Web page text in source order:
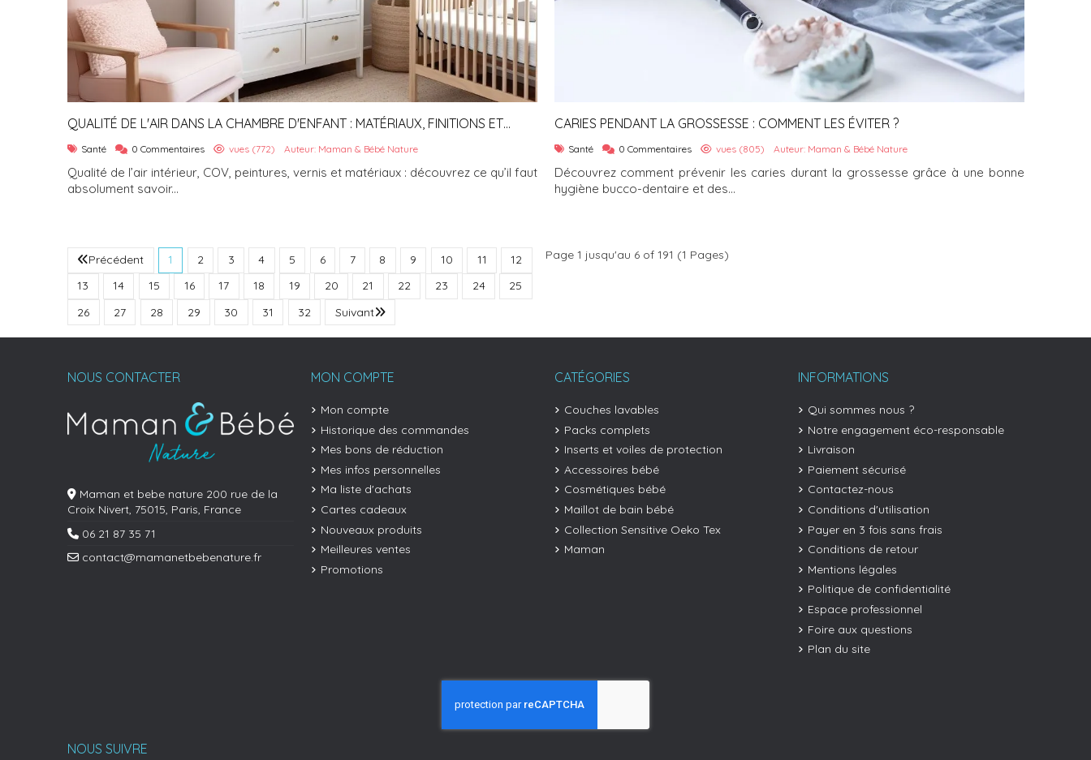
QUALITÉ DE L'AIR DANS LA CHAMBRE D'ENFANT : MATÉRIAUX, FINITIONS ET
VERNIS – CE QU'IL FAUT ABSOLUMENT SAVOIR
Santé 0 Commentaires vues (772) Auteur: Maman & Bébé Nature
Qualité de l’air intérieur, COV, peintures, vernis et matériaux : découvrez ce qu’il faut
absolument savoir...
CARIES PENDANT LA GROSSESSE : COMMENT LES ÉVITER ?
Santé 0 Commentaires vues (805) Auteur: Maman & Bébé Nature
Découvrez comment prévenir les caries durant la grossesse grâce à une bonne
hygiène bucco-dentaire et des...
Précédent 1 2 3 4 5 6 7 8 9 10 11
12
13
14 15 16 17 18 19 20 21 22 23 24
25
26
27 28 29 30 31 32 Suivant
Page 1 jusqu'au 6 of 191 (1 Pages)
NOUS CONTACTER
Maman et bebe nature 200 rue de la
Croix Nivert, 75015, Paris, France
06 21 87 35 71
contact@mamanetbebenature.fr
MON COMPTE
Mon compte
Historique des commandes
Mes bons de réduction
Mes infos personnelles
Ma liste d'achats
Cartes cadeaux
Nouveaux produits
Meilleures ventes
Promotions
CATÉGORIES
Couches lavables
Packs complets
Inserts et voiles de protection
Accessoires bébé
Cosmétiques bébé
Maillot de bain bébé
Collection Sensitive Oeko Tex
Maman
INFORMATIONS
Qui sommes nous ?
Notre engagement éco-responsable
Livraison
Paiement sécurisé
Contactez-nous
Conditions d'utilisation
Payer en 3 fois sans frais
Conditions de retour
Mentions légales
Politique de confidentialité
Espace professionnel
Foire aux questions
Plan du site
NOUS SUIVRE